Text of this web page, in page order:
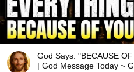
God Says: "BECAUSE
| God Message Today ~